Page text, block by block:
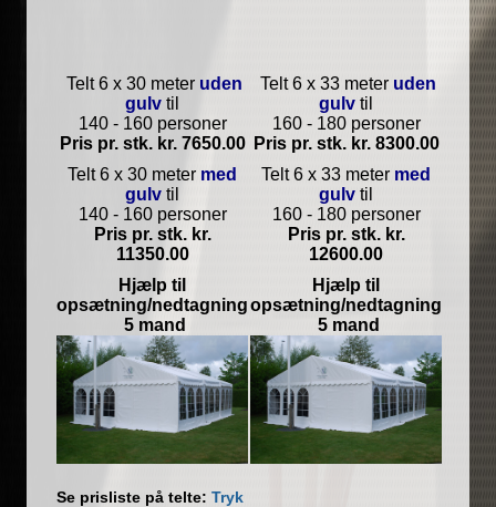
Telt 6 x 30 meter uden
gulv til
140 - 160 personer
Pris pr. stk. kr. 7650.00
Telt 6 x 30 meter med
gulv til
140 - 160 personer
Pris pr. stk. kr.
11350.00
Hjælp til
opsætning/nedtagning
5 mand
Telt 6 x 33 meter uden
gulv til
160 - 180 personer
Pris pr. stk. kr. 8300.00
Telt 6 x 33 meter med
gulv til
160 - 180 personer
Pris pr. stk. kr.
12600.00
Hjælp til
opsætning/nedtagning
5 mand
Se prisliste på telte: Tryk